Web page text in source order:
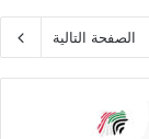
الصفحة التالية